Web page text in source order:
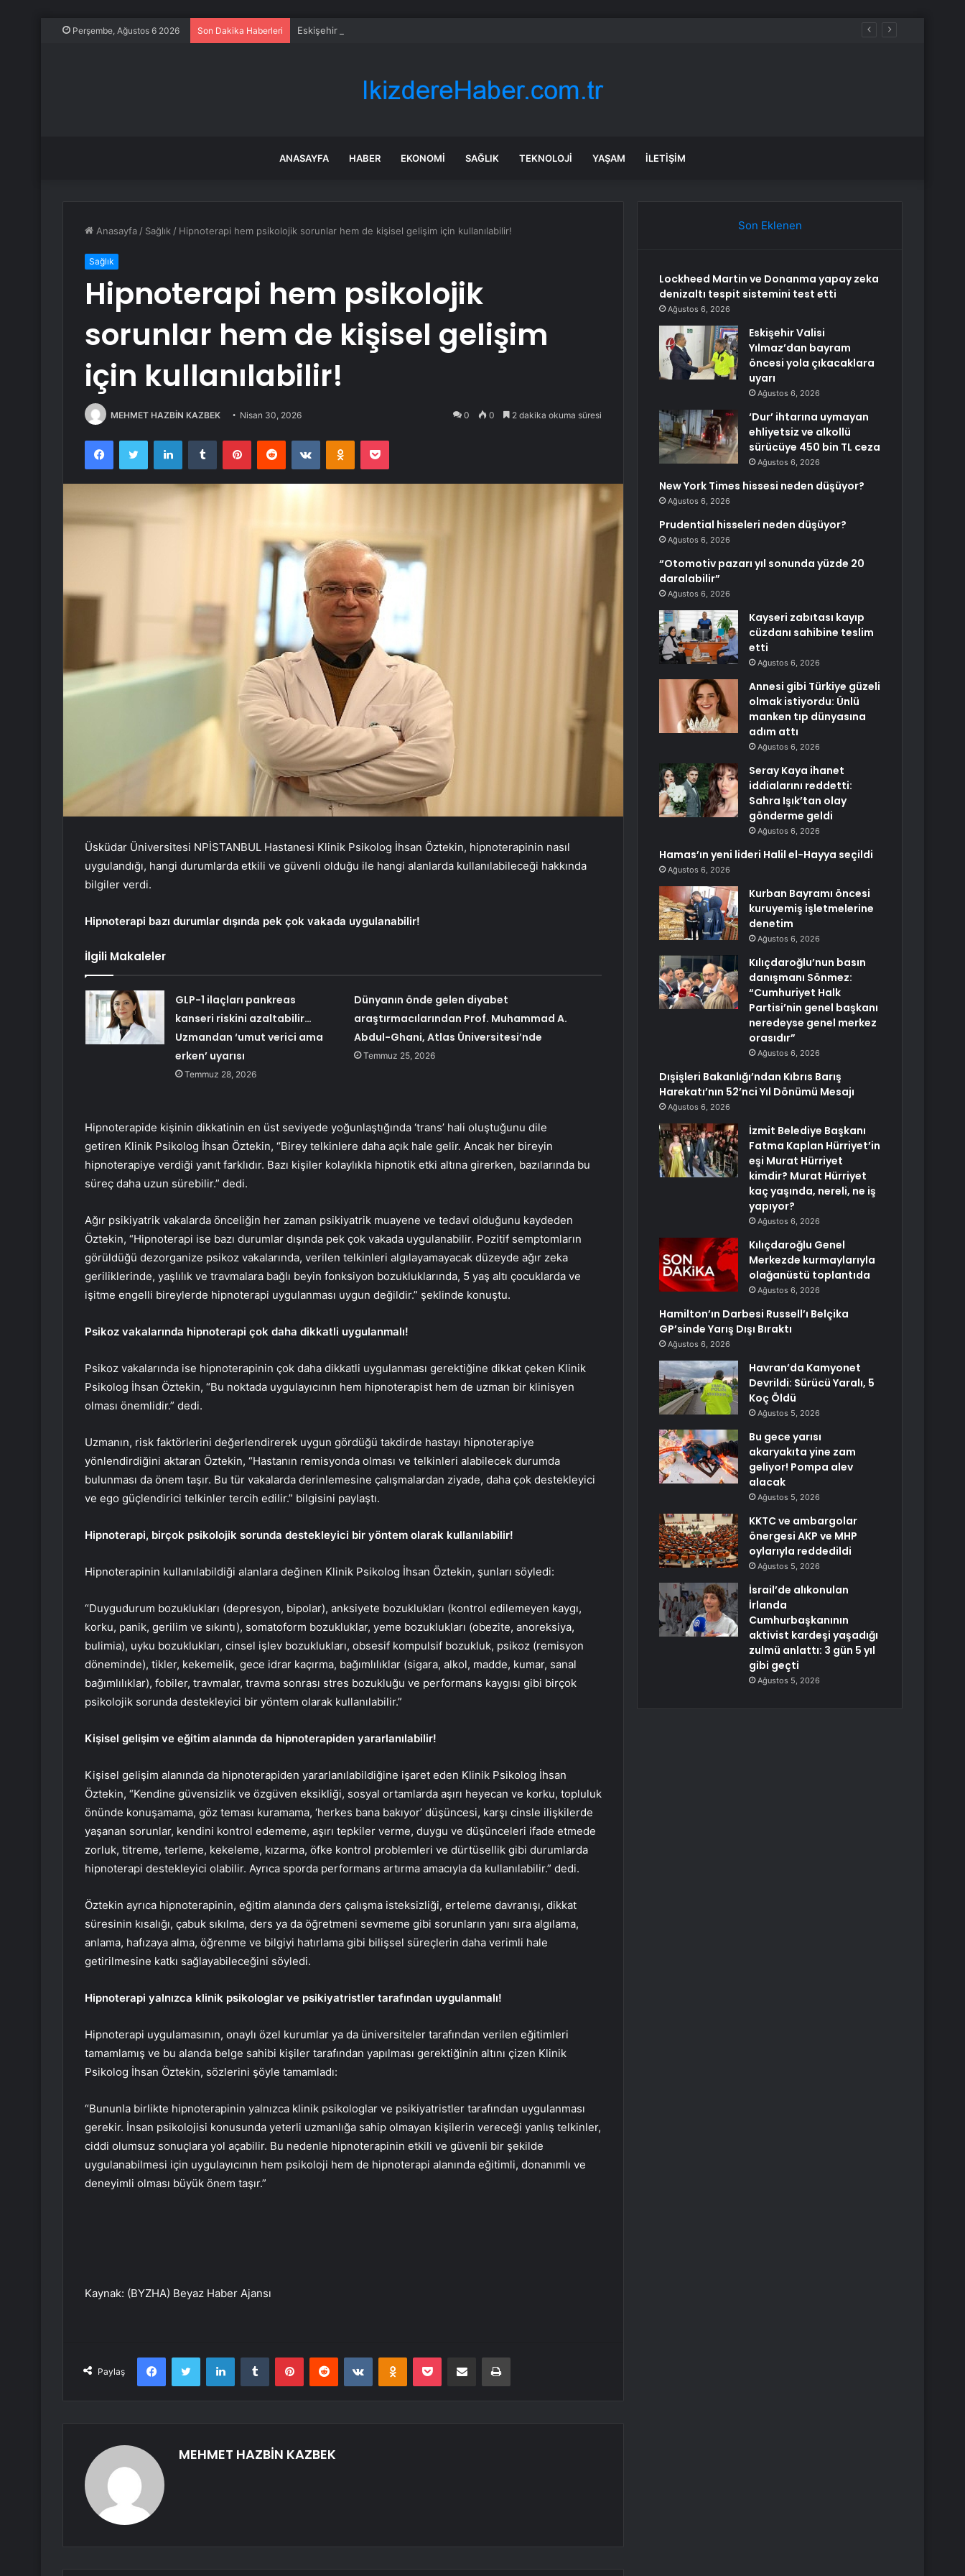
Perşembe, Ağustos 6 2026 Son Dakika Haberleri Eskişehir Valisi Yılmaz’dan bayram öncesi yola çıkacaklara uyarı
ANASAYFA HABER EKONOMI SAĞLIK TEKNOLOJI YAŞAM İLETIŞIM
Anasayfa / Sağlık / Hipnoterapi hem psikolojik sorunlar hem de kişisel gelişim için kullanılabilir!
Sağlık
Hipnoterapi hem psikolojik
sorunlar hem de kişisel gelişim
için kullanılabilir!
MEHMET HAZBİN KAZBEK Nisan 30, 2026 0 0 2 dakika okuma süresi
FacebookTwitter LinkedInTumblr PinterestReddit VKontakteOdnoklassniki
Pocket
Üsküdar Üniversitesi NPİSTANBUL Hastanesi Klinik Psikolog İhsan Öztekin, hipnoterapinin nasıl
uygulandığı, hangi durumlarda etkili ve güvenli olduğu ile hangi alanlarda kullanılabileceği hakkında
bilgiler verdi.
Hipnoterapi bazı durumlar dışında pek çok vakada uygulanabilir!
İlgili Makaleler
GLP-1 ilaçları pankreas
kanseri riskini azaltabilir…
Uzmandan ‘umut verici ama
erken’ uyarısı
Temmuz 28, 2026
Dünyanın önde gelen diyabet
araştırmacılarından Prof. Muhammad A.
Abdul-Ghani, Atlas Üniversitesi’nde
Temmuz 25, 2026
Hipnoterapide kişinin dikkatinin en üst seviyede yoğunlaştığında ‘trans’ hali oluştuğunu dile
getiren Klinik Psikolog İhsan Öztekin, “Birey telkinlere daha açık hale gelir. Ancak her bireyin
hipnoterapiye verdiği yanıt farklıdır. Bazı kişiler kolaylıkla hipnotik etki altına girerken, bazılarında bu
süreç daha uzun sürebilir.” dedi.
Ağır psikiyatrik vakalarda önceliğin her zaman psikiyatrik muayene ve tedavi olduğunu kaydeden
Öztekin, “Hipnoterapi ise bazı durumlar dışında pek çok vakada uygulanabilir. Pozitif semptomların
görüldüğü dezorganize psikoz vakalarında, verilen telkinleri algılayamayacak düzeyde ağır zeka
geriliklerinde, yaşlılık ve travmalara bağlı beyin fonksiyon bozukluklarında, 5 yaş altı çocuklarda ve
işitme engelli bireylerde hipnoterapi uygulanması uygun değildir.” şeklinde konuştu.
Psikoz vakalarında hipnoterapi çok daha dikkatli uygulanmalı!
Psikoz vakalarında ise hipnoterapinin çok daha dikkatli uygulanması gerektiğine dikkat çeken Klinik
Psikolog İhsan Öztekin, “Bu noktada uygulayıcının hem hipnoterapist hem de uzman bir klinisyen
olması önemlidir.” dedi.
Uzmanın, risk faktörlerini değerlendirerek uygun gördüğü takdirde hastayı hipnoterapiye
yönlendirdiğini aktaran Öztekin, “Hastanın remisyonda olması ve telkinleri alabilecek durumda
bulunması da önem taşır. Bu tür vakalarda derinlemesine çalışmalardan ziyade, daha çok destekleyici
ve ego güçlendirici telkinler tercih edilir.” bilgisini paylaştı.
Hipnoterapi, birçok psikolojik sorunda destekleyici bir yöntem olarak kullanılabilir!
Hipnoterapinin kullanılabildiği alanlara değinen Klinik Psikolog İhsan Öztekin, şunları söyledi:
“Duygudurum bozuklukları (depresyon, bipolar), anksiyete bozuklukları (kontrol edilemeyen kaygı,
korku, panik, gerilim ve sıkıntı), somatoform bozukluklar, yeme bozuklukları (obezite, anoreksiya,
bulimia), uyku bozuklukları, cinsel işlev bozuklukları, obsesif kompulsif bozukluk, psikoz (remisyon
döneminde), tikler, kekemelik, gece idrar kaçırma, bağımlılıklar (sigara, alkol, madde, kumar, sanal
bağımlılıklar), fobiler, travmalar, travma sonrası stres bozukluğu ve performans kaygısı gibi birçok
psikolojik sorunda destekleyici bir yöntem olarak kullanılabilir.”
Kişisel gelişim ve eğitim alanında da hipnoterapiden yararlanılabilir!
Kişisel gelişim alanında da hipnoterapiden yararlanılabildiğine işaret eden Klinik Psikolog İhsan
Öztekin, “Kendine güvensizlik ve özgüven eksikliği, sosyal ortamlarda aşırı heyecan ve korku, topluluk
önünde konuşamama, göz teması kuramama, ‘herkes bana bakıyor’ düşüncesi, karşı cinsle ilişkilerde
yaşanan sorunlar, kendini kontrol edememe, aşırı tepkiler verme, duygu ve düşünceleri ifade etmede
zorluk, titreme, terleme, kekeleme, kızarma, öfke kontrol problemleri ve dürtüsellik gibi durumlarda
hipnoterapi destekleyici olabilir. Ayrıca sporda performans artırma amacıyla da kullanılabilir.” dedi.
Öztekin ayrıca hipnoterapinin, eğitim alanında ders çalışma isteksizliği, erteleme davranışı, dikkat
süresinin kısalığı, çabuk sıkılma, ders ya da öğretmeni sevmeme gibi sorunların yanı sıra algılama,
anlama, hafızaya alma, öğrenme ve bilgiyi hatırlama gibi bilişsel süreçlerin daha verimli hale
getirilmesine katkı sağlayabileceğini söyledi.
Hipnoterapi yalnızca klinik psikologlar ve psikiyatristler tarafından uygulanmalı!
Hipnoterapi uygulamasının, onaylı özel kurumlar ya da üniversiteler tarafından verilen eğitimleri
tamamlamış ve bu alanda belge sahibi kişiler tarafından yapılması gerektiğinin altını çizen Klinik
Psikolog İhsan Öztekin, sözlerini şöyle tamamladı:
“Bununla birlikte hipnoterapinin yalnızca klinik psikologlar ve psikiyatristler tarafından uygulanması
gerekir. İnsan psikolojisi konusunda yeterli uzmanlığa sahip olmayan kişilerin vereceği yanlış telkinler,
ciddi olumsuz sonuçlara yol açabilir. Bu nedenle hipnoterapinin etkili ve güvenli bir şekilde
uygulanabilmesi için uygulayıcının hem psikoloji hem de hipnoterapi alanında eğitimli, donanımlı ve
deneyimli olması büyük önem taşır.”
Kaynak: (BYZHA) Beyaz Haber Ajansı
Paylaş
FacebookTwitter LinkedInTumblr PinterestReddit VKontakteOdnoklassniki
Pocket E-Posta ile paylaş Yazdır
MEHMET HAZBİN KAZBEK
Son Eklenen
Lockheed Martin ve Donanma yapay zeka
denizaltı tespit sistemini test etti
Ağustos 6, 2026
Eskişehir Valisi
Yılmaz’dan bayram
öncesi yola çıkacaklara
uyarı
Ağustos 6, 2026
‘Dur’ ihtarına uymayan
ehliyetsiz ve alkollü
sürücüye 450 bin TL ceza
Ağustos 6, 2026
New York Times hissesi neden düşüyor?
Ağustos 6, 2026
Prudential hisseleri neden düşüyor?
Ağustos 6, 2026
“Otomotiv pazarı yıl sonunda yüzde 20
daralabilir”
Ağustos 6, 2026
Kayseri zabıtası kayıp
cüzdanı sahibine teslim
etti
Ağustos 6, 2026
Annesi gibi Türkiye güzeli
olmak istiyordu: Ünlü
manken tıp dünyasına
adım attı
Ağustos 6, 2026
Seray Kaya ihanet
iddialarını reddetti:
Sahra Işık’tan olay
gönderme geldi
Ağustos 6, 2026
Hamas’ın yeni lideri Halil el-Hayya seçildi
Ağustos 6, 2026
Kurban Bayramı öncesi
kuruyemiş işletmelerine
denetim
Ağustos 6, 2026
Kılıçdaroğlu’nun basın
danışmanı Sönmez:
“Cumhuriyet Halk
Partisi’nin genel başkanı
neredeyse genel merkez
orasıdır”
Ağustos 6, 2026
Dışişleri Bakanlığı’ndan Kıbrıs Barış
Harekatı’nın 52’nci Yıl Dönümü Mesajı
Ağustos 6, 2026
İzmit Belediye Başkanı
Fatma Kaplan Hürriyet’in
eşi Murat Hürriyet
kimdir? Murat Hürriyet
kaç yaşında, nereli, ne iş
yapıyor?
Ağustos 6, 2026
Kılıçdaroğlu Genel
Merkezde kurmaylarıyla
olağanüstü toplantıda
Ağustos 6, 2026
Hamilton’ın Darbesi Russell’ı Belçika
GP’sinde Yarış Dışı Bıraktı
Ağustos 6, 2026
Havran’da Kamyonet
Devrildi: Sürücü Yaralı, 5
Koç Öldü
Ağustos 5, 2026
Bu gece yarısı
akaryakıta yine zam
geliyor! Pompa alev
alacak
Ağustos 5, 2026
KKTC ve ambargolar
önergesi AKP ve MHP
oylarıyla reddedildi
Ağustos 5, 2026
İsrail’de alıkonulan
İrlanda
Cumhurbaşkanının
aktivist kardeşi yaşadığı
zulmü anlattı: 3 gün 5 yıl
gibi geçti
Ağustos 5, 2026